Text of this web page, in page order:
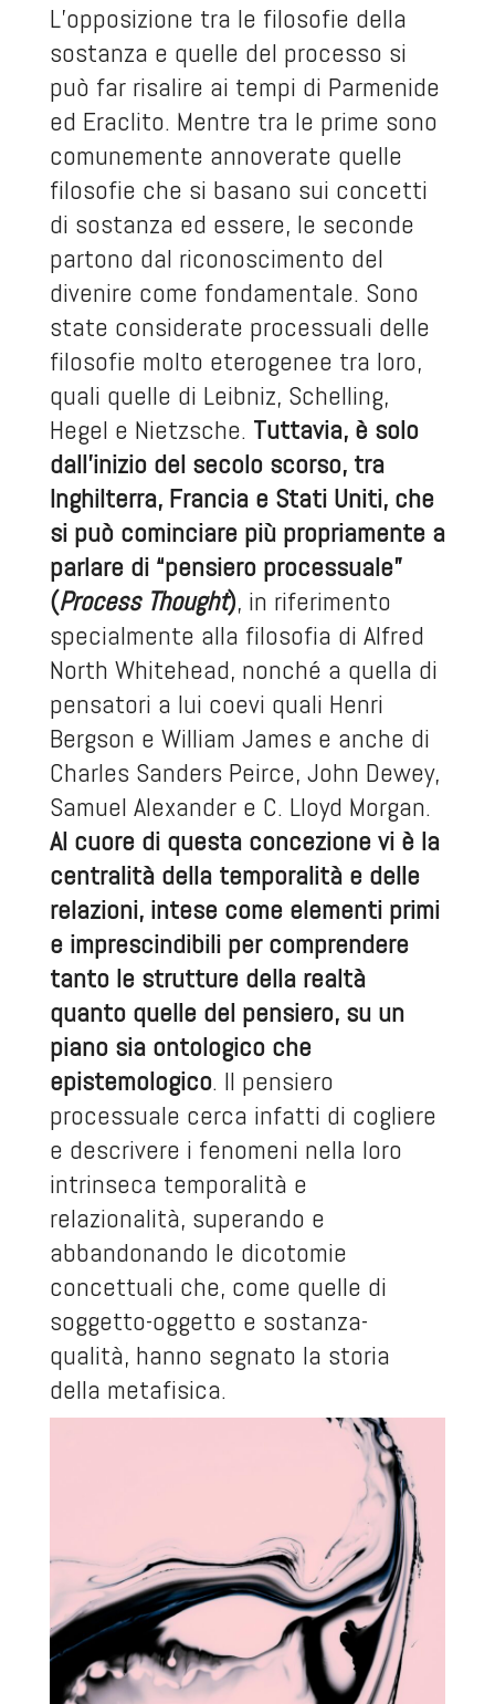
L’opposizione tra le filosofie della
sostanza e quelle del processo si
può far risalire ai tempi di Parmenide
ed Eraclito. Mentre tra le prime sono
comunemente annoverate quelle
filosofie che si basano sui concetti
di sostanza ed essere, le seconde
partono dal riconoscimento del
divenire come fondamentale. Sono
state considerate processuali delle
filosofie molto eterogenee tra loro,
quali quelle di Leibniz, Schelling,
Hegel e Nietzsche. Tuttavia, è solo
dall’inizio del secolo scorso, tra
Inghilterra, Francia e Stati Uniti, che
si può cominciare più propriamente a
parlare di “pensiero processuale”
(Process Thought), in riferimento
specialmente alla filosofia di Alfred
North Whitehead, nonché a quella di
pensatori a lui coevi quali Henri
Bergson e William James e anche di
Charles Sanders Peirce, John Dewey,
Samuel Alexander e C. Lloyd Morgan.
Al cuore di questa concezione vi è la
centralità della temporalità e delle
relazioni, intese come elementi primi
e imprescindibili per comprendere
tanto le strutture della realtà
quanto quelle del pensiero, su un
piano sia ontologico che
epistemologico. Il pensiero
processuale cerca infatti di cogliere
e descrivere i fenomeni nella loro
intrinseca temporalità e
relazionalità, superando e
abbandonando le dicotomie
concettuali che, come quelle di
soggetto-oggetto e sostanza-
qualità, hanno segnato la storia
della metafisica.